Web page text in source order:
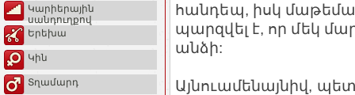
Կարիերային
սանդուղքով
Երեխա
Կին
Տղամարդ
հանդեպ, իսկ
պարզվել է, որ մեկ
անձի:
Այնուամենայնիվ,